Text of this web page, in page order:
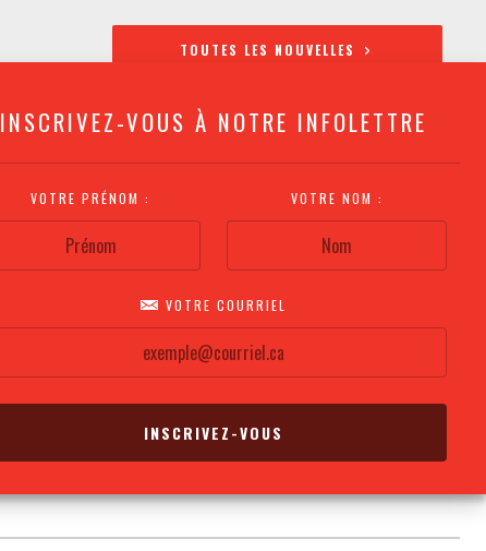
INSCRIVEZ-VOUS À NOTRE INFOLETTRE
VOTRE PRÉNOM : VOTRE NOM :
VOTRE COURRIEL
TOUTES LES NOUVELLES